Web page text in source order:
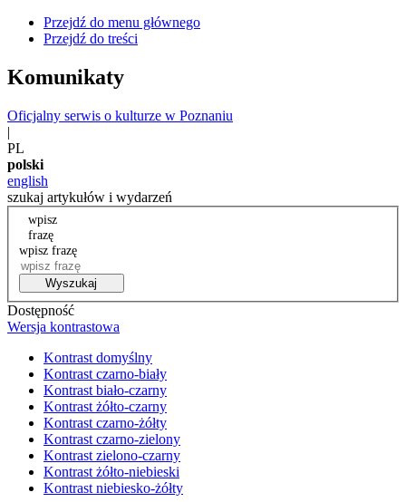
Przejdź do menu głównego
Przejdź do treści
Komunikaty
Oficjalny serwis o kulturze w Poznaniu
|
PL
polski
english
szukaj artykułów i wydarzeń
wpisz
frazę
wpisz frazę
Wyszukaj
Dostępność
Wersja kontrastowa
Kontrast domyślny
Kontrast czarno-biały
Kontrast biało-czarny
Kontrast żółto-czarny
Kontrast czarno-żółty
Kontrast czarno-zielony
Kontrast zielono-czarny
Kontrast żółto-niebieski
Kontrast niebiesko-żółty